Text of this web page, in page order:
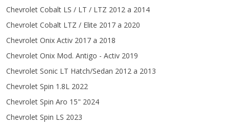
Chevrolet Cobalt LS / LT / LTZ 2012 a 2014
Chevrolet Cobalt LTZ / Elite 2017 a 2020
Chevrolet Onix Activ 2017 a 2018
Chevrolet Onix Mod. Antigo - Activ 2019
Chevrolet Sonic LT Hatch/Sedan 2012 a 2013
Chevrolet Spin 1.8L 2022
Chevrolet Spin Aro 15" 2024
Chevrolet Spin LS 2023